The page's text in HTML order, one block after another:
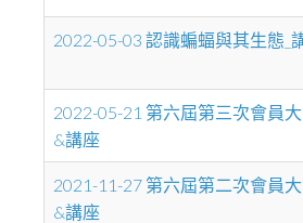
2022-05-03 認識蝙蝠與其生態_
2022-05-21 第六屆第三次會員
&講座
2021-11-27 第六屆第二次會員
&講座